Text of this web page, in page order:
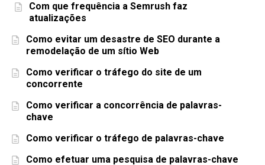
Com que frequência a Semrush faz
atualizações
Como evitar um desastre de SEO durante a
remodelação de um sítio Web
Como verificar o tráfego do site de um
concorrente
Como verificar a concorrência de palavras-
chave
Como verificar o tráfego de palavras-chave
Como efetuar uma pesquisa de palavras-chave